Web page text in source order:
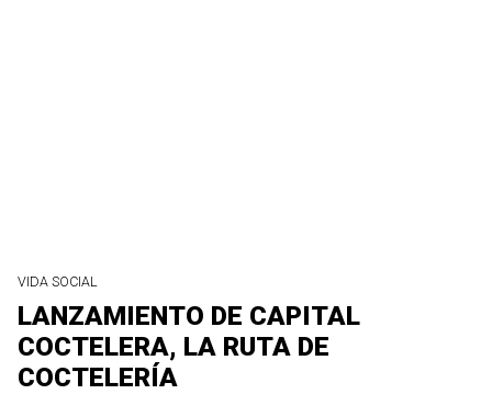
VIDA SOCIAL
LANZAMIENTO DE CAPITAL
COCTELERA, LA RUTA DE
COCTELERÍA